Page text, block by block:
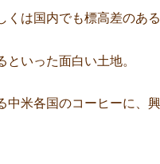
は国内でも標高差のある
いった面白い土地。
米各国のコーヒーに、